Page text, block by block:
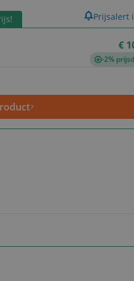
€
-2%
Prijsalert